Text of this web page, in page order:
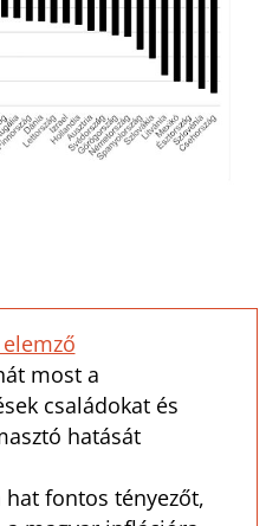
most a
családokat és
hatását
fontos tényezőt,